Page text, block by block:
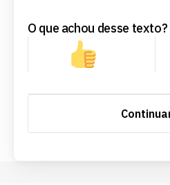
O que achou desse texto?